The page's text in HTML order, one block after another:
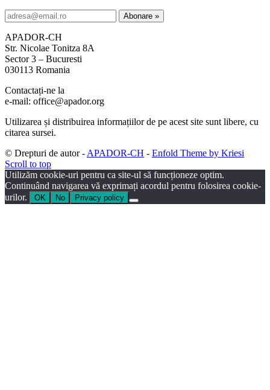
APADOR-CH
Str. Nicolae Tonitza 8A
Sector 3 – Bucuresti
030113 Romania
Contactați-ne la
e-mail: office@apador.org
Utilizarea și distribuirea informațiilor de pe acest site sunt libere, cu
citarea sursei.
© Drepturi de autor - APADOR-CH - Enfold Theme by Kriesi
Scroll to top
Utilizăm cookie-uri pentru ca site-ul să funcționeze optim.
Continuând navigarea vă exprimați acordul pentru folosirea cookie-
urilor.
OK No Privacy policy